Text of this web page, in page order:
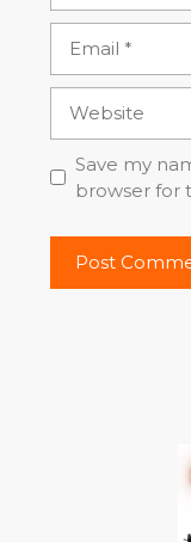
Save my
browser for